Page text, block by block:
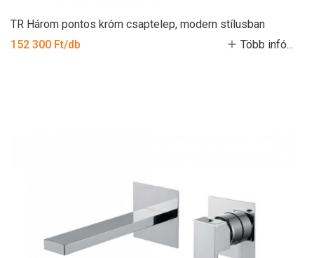
TR Három pontos króm csaptelep, modern stílusban
152 300 Ft/db
Több infó...